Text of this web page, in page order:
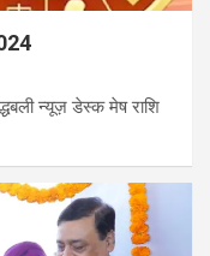
न्यूज़ डेस्क मेष राशि